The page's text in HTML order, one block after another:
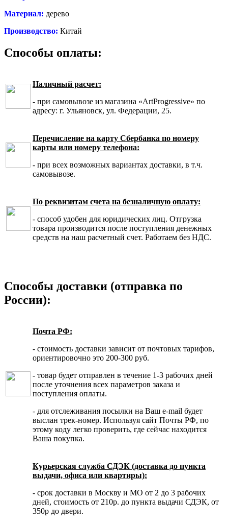
Материал: дерево
Производство: Китай
Способы оплаты:
Наличный расчет:
- при самовывозе из магазина «ArtProgressive» по
адресу: г. Ульяновск, ул. Федерации, 25.
Перечисление на карту Сбербанка по номеру
карты или номеру телефона:
- при всех возможных вариантах доставки, в т.ч.
самовывозе.
По реквизитам счета на безналичную оплату:
- способ удобен для юридических лиц. Отгрузка
товара производится после поступления денежных
средств на наш расчетный счет. Работаем без НДС.
Способы доставки (отправка по
России):
Почта РФ:
- стоимость доставки зависит от почтовых тарифов,
ориентировочно это 200-300 руб.
- товар будет отправлен в течение 1-3 рабочих дней
после уточнения всех параметров заказа и
поступления оплаты.
- для отслеживания посылки на Ваш e-mail будет
выслан трек-номер. Используя сайт Почты РФ, по
этому коду легко проверить, где сейчас находится
Ваша покупка.
Курьерская служба СДЭК (доставка до пункта
выдачи, офиса или квартиры):
- срок доставки в Москву и МО от 2 до 3 рабочих
дней, стоимость от 210р. до пункта выдачи СДЭК, от
350р до двери.